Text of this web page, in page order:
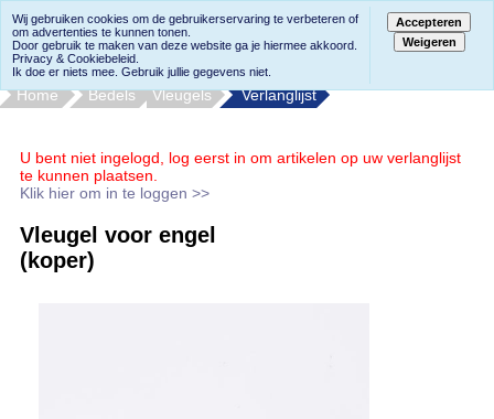
Home Bedels Vleugels Verlanglijst
U bent niet ingelogd, log eerst in om artikelen op uw verlanglijst
te kunnen plaatsen.
Klik hier om in te loggen >>
Vleugel voor engel
(koper)
Wij gebruiken cookies om de gebruikerservaring te verbeteren of
om advertenties te kunnen tonen.
Door gebruik te maken van deze website ga je hiermee akkoord.
Privacy & Cookiebeleid.
Ik doe er niets mee. Gebruik jullie gegevens niet.
Accepteren
Weigeren